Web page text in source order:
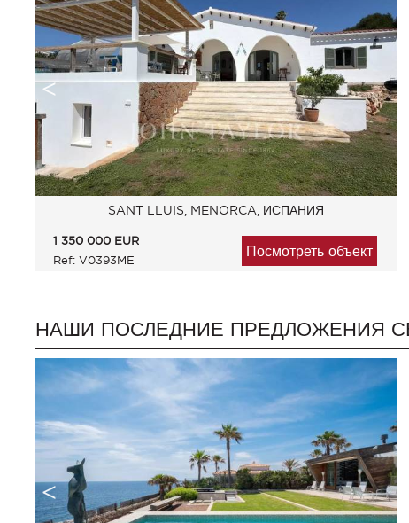
SANT LLUIS, MENORCA, ИСПАНИЯ
1 350 000 EUR
Ref: V0393ME
Посмотреть объект
НАШИ ПОСЛЕДНИЕ ПРЕДЛОЖЕНИЯ